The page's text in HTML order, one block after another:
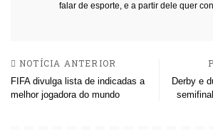
falar de esporte, e a partir dele quer
NOTÍCIA ANTERIOR
FIFA divulga lista de indicadas a
melhor jogadora do mundo
Derby e